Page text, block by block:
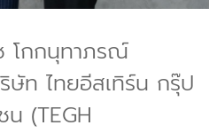
กกนุทาภรณ์
ษัท ไทยอีสเทิร์น กรุ๊ป
(TEGH